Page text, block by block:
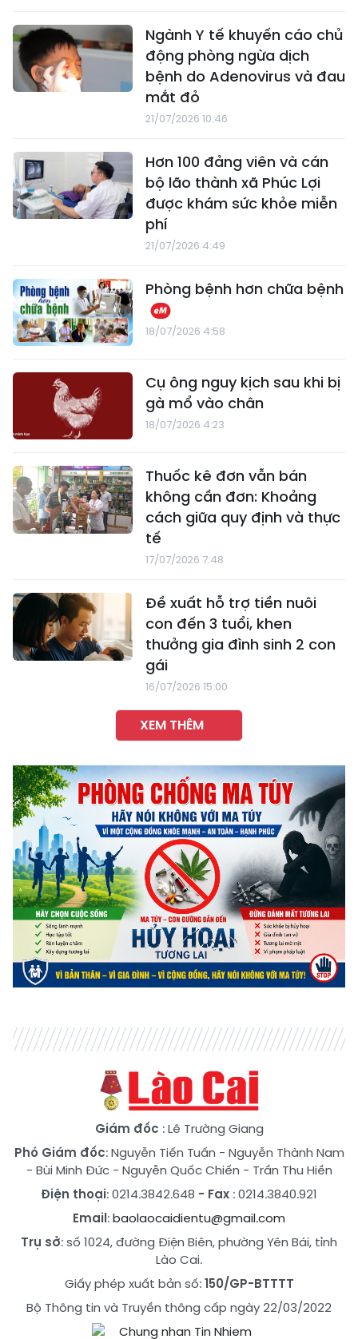
Ngành Y tế khuyến cáo chủ
động phòng ngừa dịch
bệnh do Adenovirus và đau
mắt đỏ
21/07/2026 10:46
Hơn 100 đảng viên và cán
bộ lão thành xã Phúc Lợi
được khám sức khỏe miễn
phí
21/07/2026 4:49
Phòng bệnh hơn chữa bệnh
18/07/2026 4:58
Cụ ông nguy kịch sau khi bị
gà mổ vào chân
18/07/2026 4:23
Thuốc kê đơn vẫn bán
không cần đơn: Khoảng
cách giữa quy định và thực
tế
17/07/2026 7:48
Đề xuất hỗ trợ tiền nuôi
con đến 3 tuổi, khen
thưởng gia đình sinh 2 con
gái
16/07/2026 15:00
XEM THÊM
Giám đốc : Lê Trường Giang
Phó Giám đốc:Nguyễn Tiến Tuấn - Nguyễn Thành Nam
- Bùi Minh Đức- Nguyễn Quốc Chiến - Trần Thu Hiền
Điện thoại: 0214.3842.648 - Fax : 0214.3840.921
Email:baolaocaidientu@gmail.com
Trụ sở: số 1024, đường Điện Biên, phường Yên Bái, tỉnh
Lào Cai.
Giấy phép xuất bản số:150/GP-BTTTT
Bộ Thông tin và Truyền thông cấp ngày 22/03/2022